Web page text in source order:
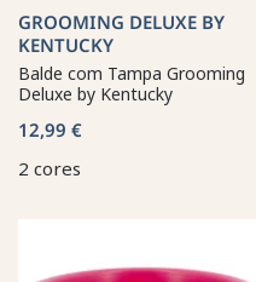
GROOMING DELUXE BY
KENTUCKY
Balde com Tampa Grooming
Deluxe by Kentucky
12,99 €
2 cores